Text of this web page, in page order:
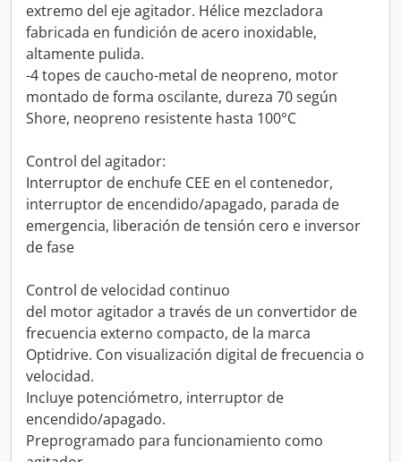
extremo del eje agitador. Hélice mezcladora
fabricada en fundición de acero inoxidable,
altamente pulida.
-4 topes de caucho-metal de neopreno, motor
montado de forma oscilante, dureza 70 según
Shore, neopreno resistente hasta 100°C
Control del agitador:
Interruptor de enchufe CEE en el contenedor,
interruptor de encendido/apagado, parada de
emergencia, liberación de tensión cero e inversor
de fase
Control de velocidad continuo
del motor agitador a través de un convertidor de
frecuencia externo compacto, de la marca
Optidrive. Con visualización digital de frecuencia o
velocidad.
Incluye potenciómetro, interruptor de
encendido/apagado.
Preprogramado para funcionamiento como